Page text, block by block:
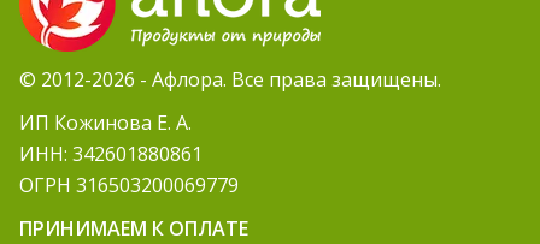
© 2012-2026 - Афлора. Все права защищены.
ИП Кожинова Е. А.
ИНН: 342601880861
ОГРН 316503200069779
ПРИНИМАЕМ К ОПЛАТЕ